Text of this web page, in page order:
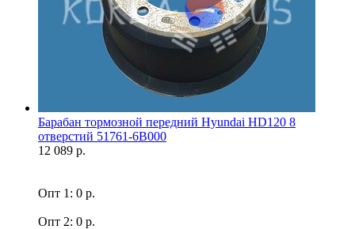
Барабан тормозной передний Hyundai HD120 8
отверстий 51761-6B000
12 089 р.
Опт 1: 0 р.
Опт 2: 0 р.